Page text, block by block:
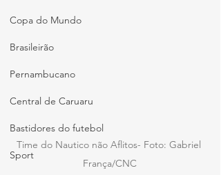
Copa do Mundo
Brasileirão
Pernambucano
Central de Caruaru
Bastidores do futebol
Sport
Time do Nautico não Aflitos- Foto: Gabriel
França/CNC